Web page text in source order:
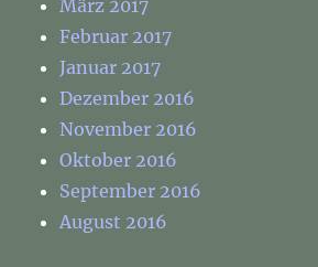
März 2017
Februar 2017
Januar 2017
Dezember 2016
November 2016
Oktober 2016
September 2016
August 2016